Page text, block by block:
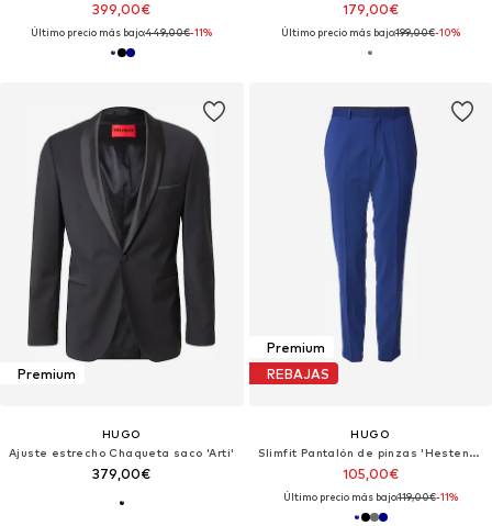
399,00€
Último precio más bajo:449,00€-11%
179,00€
Último precio más bajo:199,00€-10%
Premium
HUGO
Ajuste estrecho Chaqueta saco 'Arti'
379,00€
Premium
REBAJAS
HUGO
Slimfit Pantalón de pinzas 'Hesten253X-MH'
105,00€
Último precio más bajo:119,00€-11%